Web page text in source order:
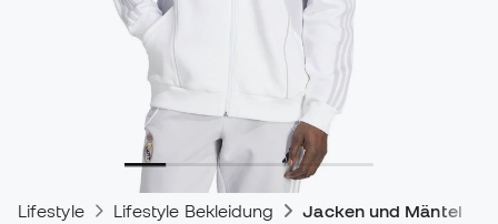
Lifestyle Lifestyle Bekleidung Jacken und Mäntel